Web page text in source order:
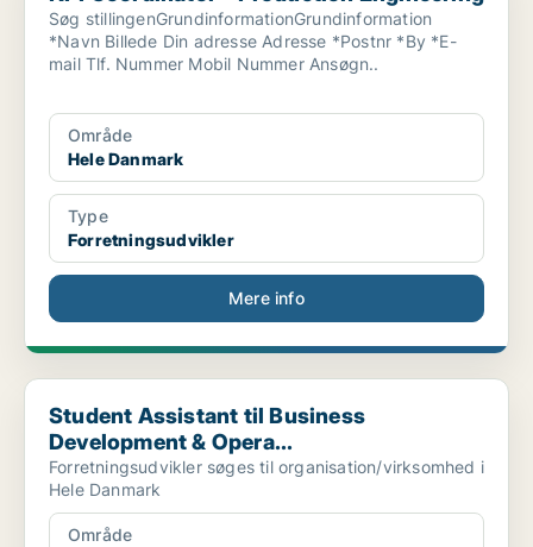
Søg stillingenGrundinformationGrundinformation
*Navn Billede Din adresse Adresse *Postnr *By *E-
mail Tlf. Nummer Mobil Nummer Ansøgn..
Område
Hele Danmark
Type
Forretningsudvikler
Mere info
Student Assistant til Business Development & Opera...
Student Assistant til Business
Development & Opera...
Forretningsudvikler søges til organisation/virksomhed i
Hele Danmark
Område